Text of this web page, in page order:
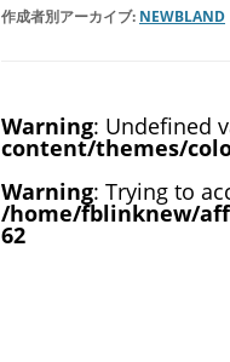
作成者別アーカイブ: NEWBLAND
Warning: Undefined
content/themes/
Warning: Trying to
/home/fblinknew/
62